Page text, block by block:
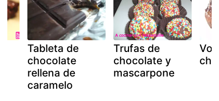
Tableta de
chocolate
rellena de
caramelo
Trufas de
chocolate y
mascarpone